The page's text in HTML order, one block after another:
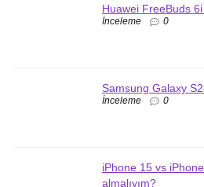
Huawei FreeBuds
İnceleme 0
Samsung Galaxy
İnceleme 0
iPhone 15 vs
almalıyım?